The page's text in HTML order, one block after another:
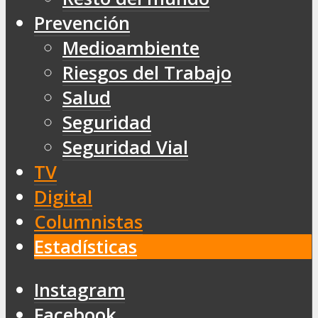
Prevención
Medioambiente
Riesgos del Trabajo
Salud
Seguridad
Seguridad Vial
TV
Digital
Columnistas
Estadísticas
Instagram